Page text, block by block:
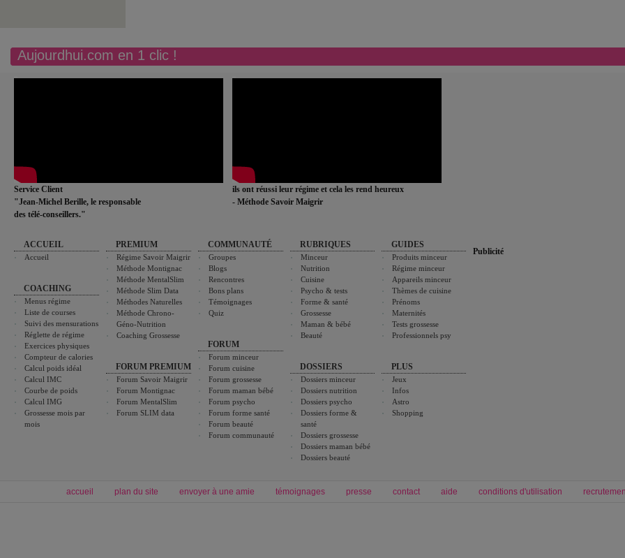
Aujourdhui.com en 1 clic !
Service Client
"Jean-Michel Berille, le responsable
des télé-conseillers."
ils ont réussi leur régime et cela les rend heureux
- Méthode Savoir Maigrir
ACCUEIL
Accueil
COACHING
Menus régime
Liste de courses
Suivi des mensurations
Réglette de régime
Exercices physiques
Compteur de calories
Calcul poids idéal
Calcul IMC
Courbe de poids
Calcul IMG
Grossesse mois par
mois
PREMIUM
Régime Savoir Maigrir
Méthode Montignac
Méthode MentalSlim
Méthode Slim Data
Méthodes Naturelles
Méthode Chrono-
Géno-Nutrition
Coaching Grossesse
FORUM PREMIUM
Forum Savoir Maigrir
Forum Montignac
Forum MentalSlim
Forum SLIM data
COMMUNAUTÉ
Groupes
Blogs
Rencontres
Bons plans
Témoignages
Quiz
FORUM
Forum minceur
Forum cuisine
Forum grossesse
Forum maman bébé
Forum psycho
Forum forme santé
Forum beauté
Forum communauté
RUBRIQUES
Minceur
Nutrition
Cuisine
Psycho & tests
Forme & santé
Grossesse
Maman & bébé
Beauté
DOSSIERS
Dossiers minceur
Dossiers nutrition
Dossiers psycho
Dossiers forme &
santé
Dossiers grossesse
Dossiers maman bébé
Dossiers beauté
GUIDES
Produits minceur
Régime minceur
Appareils minceur
Thèmes de cuisine
Prénoms
Maternités
Tests grossesse
Professionnels psy
PLUS
Jeux
Infos
Astro
Shopping
Publicité
accueil plan du site envoyer à une amie témoignages presse contact aide conditions d'utilisation